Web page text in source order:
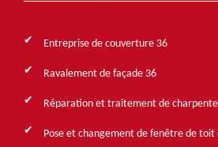
Entreprise de couverture 36
Ravalement de façade 36
Réparation et traitement de
Pose et changement de fenêtre de toit